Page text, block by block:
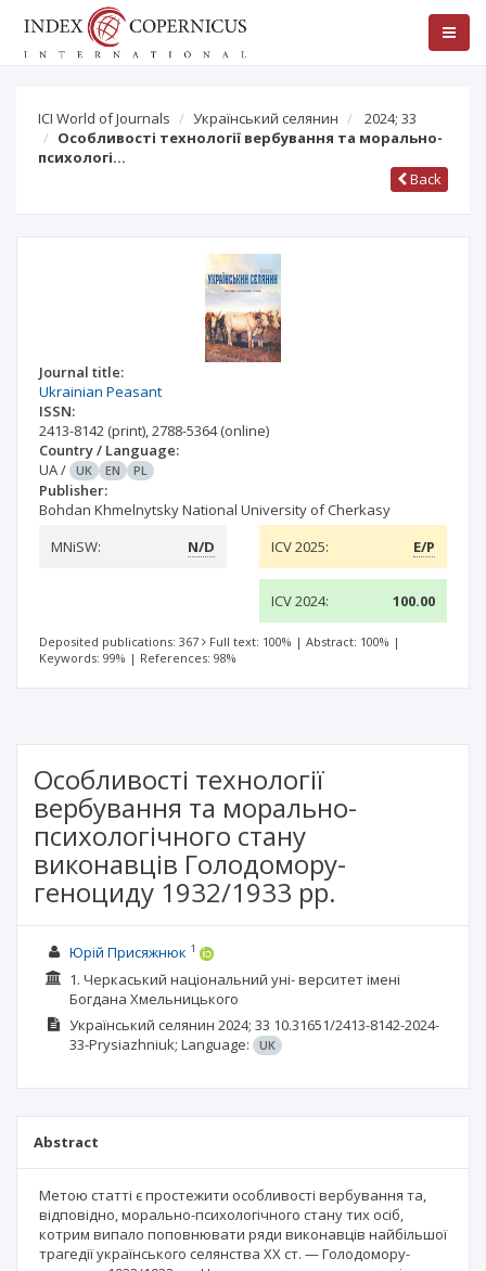
ICI World of Journals Український селянин
2024; 33
Особливості технології вербування та морально-
психологі…
Back
Journal title:
Ukrainian Peasant
ISSN:
2413-8142 (print),2788-5364(online)
Country / Language:
UA/ UK EN PL
Publisher:
Bohdan Khmelnytsky National University of Cherkasy
MNiSW:
N/D ICV 2025: E/P
ICV 2024: 100.00
Deposited publications: 367 Full text: 100% | Abstract: 100% |
Keywords: 99% | References: 98%
Особливості технології
вербування та морально-
психологічного стану
виконавців Голодомору-
геноциду 1932/1933 рр.
Юрій Присяжнюк 1
1. Черкаський національний уні- верситет імені
Богдана Хмельницького
Український селянин 2024; 33 10.31651/2413-8142-2024-
33-Prysiazhniuk; Language: UK
Abstract
Метою статті є простежити особливості вербування та,
відповідно, морально-психологічного стану тих осіб,
котрим випало поповнювати ряди виконавців найбільшої
трагедії українського селянства ХХ ст. — Голодомору-